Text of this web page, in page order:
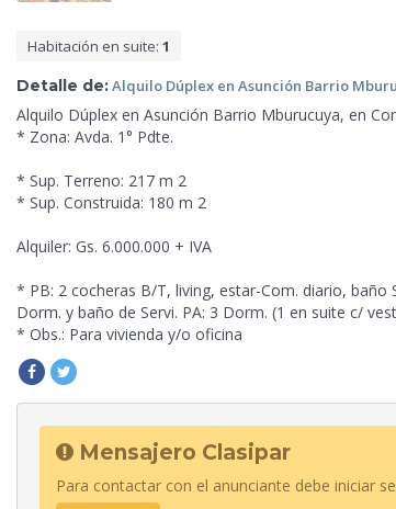
Habitación en suite: 1
Detalle de:Alquilo Dúplex en Asunción Barrio
Alquilo Dúplex en Asunción Barrio Mburucuya, en
* Zona: Avda. 1° Pdte.
* Sup. Terreno: 217 m 2
* Sup. Construida: 180 m 2
Alquiler: Gs. 6.000.000 + IVA
* PB: 2 cocheras B/T, living, estar-Com. diario,
Dorm. y baño de Servi. PA: 3 Dorm. (1 en suite c/
* Obs.: Para vivienda y/o oficina
Mensajero Clasipar
Para contactar con el anunciante debe iniciar